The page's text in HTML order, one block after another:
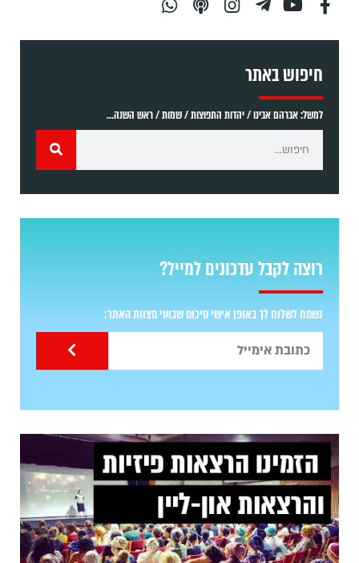
חיפוש באתר
למשל: אברהם אבינו / יהדות התפוצות / שמות / ראש השנה...
רוצה לקבל עדכונים למייל?
נשמח לשלוח לך באופן אישי סיכום שבועי מצוות האתר: